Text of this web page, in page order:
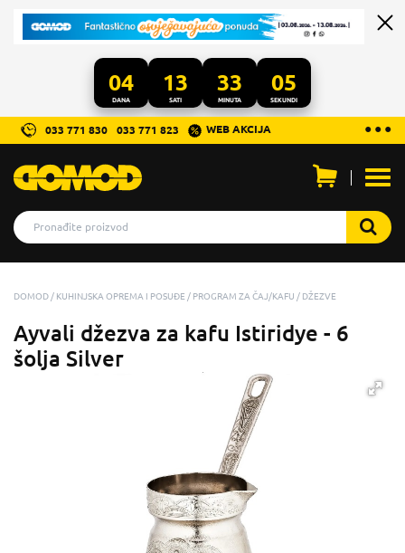
04
DANA
13
SATI
33
MINUTA
05
SEKUNDI
...
● ● ●
033 771 830 033 771 823 WEB AKCIJA
DOMOD KUHINJSKA OPREMA I POSUĐE PROGRAM ZA ČAJ/KAFU DŽEZVE
Ayvali džezva za kafu Istiridye - 6
šolja Silver